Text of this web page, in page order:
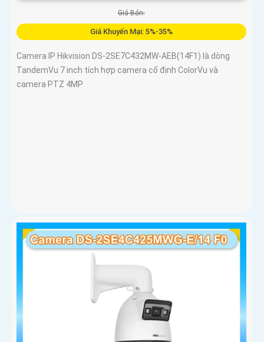
Giá Bán:
Giá Khuyến Mại: 5%-35%
Camera IP Hikvision DS-2SE7C432MW-AEB(14F1) là dòng
TandemVu 7 inch tích hợp camera cố định ColorVu và
camera PTZ 4MP